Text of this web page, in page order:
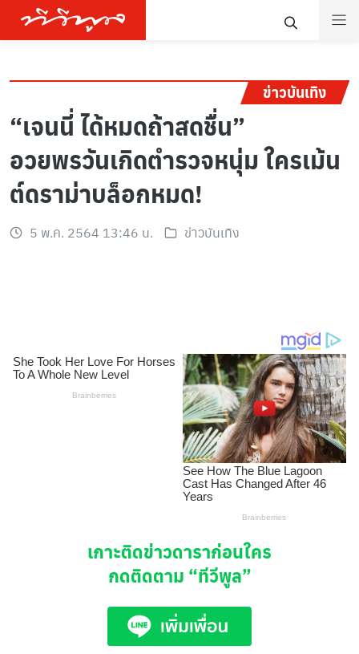
ข่าวบันเทิง
“เจนนี่ ได้หมดถ้าสดชื่น”
อวยพรวันเกิดตำรวจหนุ่ม ใครเม้น
ต์ดราม่าบล็อกหมด!
5 พ.ค. 2564 13:46 น. ข่าวบันเทิง
เกาะติดข่าวดาราก่อนใคร
กดติดตาม “ทีวีพูล”